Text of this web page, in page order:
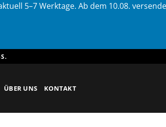
5–7 Werktage. Ab dem 10.08.
ÜBER UNS KONTAKT